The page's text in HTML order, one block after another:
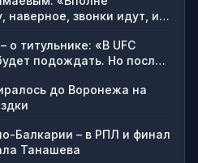
наверное, звонки идут, и
о титульнике: «В UFC
подождать. Но после
до Воронежа на
Балкарии – в РПЛ и финал
Танашева